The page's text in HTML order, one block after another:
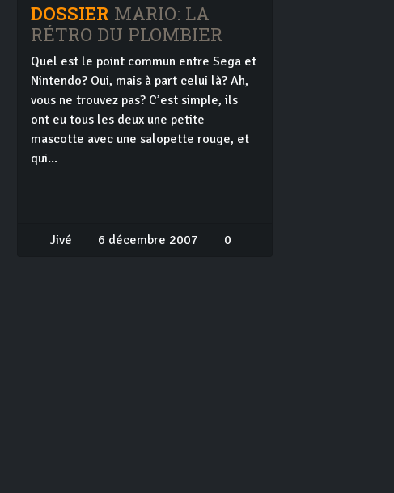
DOSSIER MARIO: LA
RÉTRO DU PLOMBIER
Quel est le point commun entre Sega et
Nintendo? Oui, mais à part celui là? Ah,
vous ne trouvez pas? C’est simple, ils
ont eu tous les deux une petite
mascotte avec une salopette rouge, et
qui...
Jivé 6 décembre 2007 0